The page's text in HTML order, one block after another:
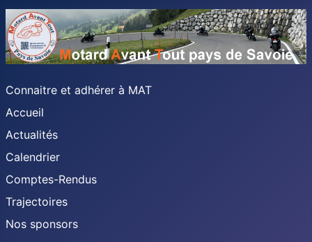
Connaitre et adhérer à MAT
Accueil
Actualités
Calendrier
Comptes-Rendus
Trajectoires
Nos sponsors